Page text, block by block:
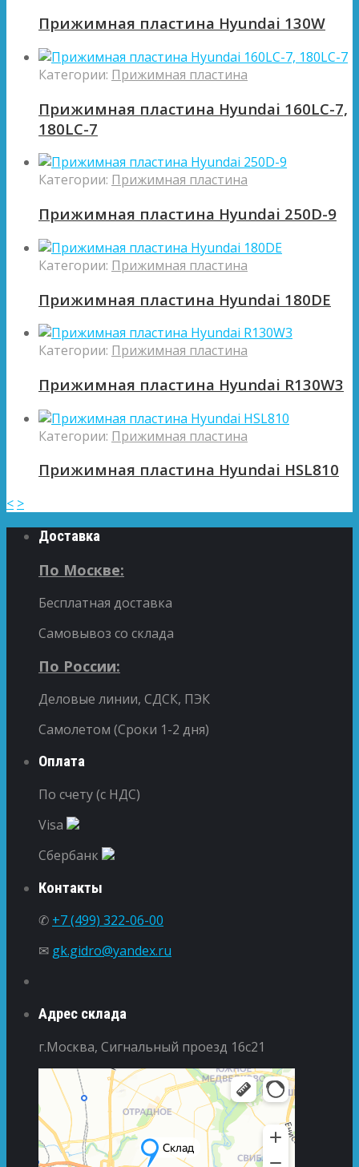
Прижимная пластина Hyundai 130W
Категории: Прижимная пластина
Прижимная пластина Hyundai 160LC-7,
180LC-7
Категории: Прижимная пластина
Прижимная пластина Hyundai 250D-9
Категории: Прижимная пластина
Прижимная пластина Hyundai 180DE
Категории: Прижимная пластина
Прижимная пластина Hyundai R130W3
Категории: Прижимная пластина
Прижимная пластина Hyundai HSL810
< >
Доставка
По Москве:
Бесплатная доставка
Самовывоз со склада
По России:
Деловые линии, СДСК, ПЭК
Самолетом (Сроки 1-2 дня)
Оплата
По счету (с НДС)
Visa
Сбербанк
Контакты
✆ +7 (499) 322-06-00
✉ gk.gidro@yandex.ru
Адрес склада
г.Москва, Сигнальный проезд 16с21